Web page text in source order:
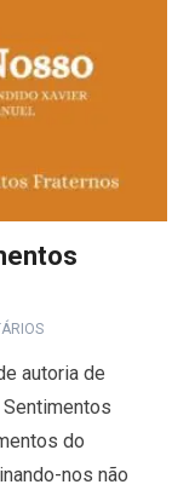
autoria de
Sentimentos
do
nos não